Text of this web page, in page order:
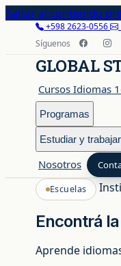
Saltar al contenido
+598 2623-0556
Síguenos
GLOBAL
Cursos Idiomas
Programas
Estudiar y trabajar
Nosotros
Cursos Idiomas
Programas
Escuelas
Encontrá
Aprende